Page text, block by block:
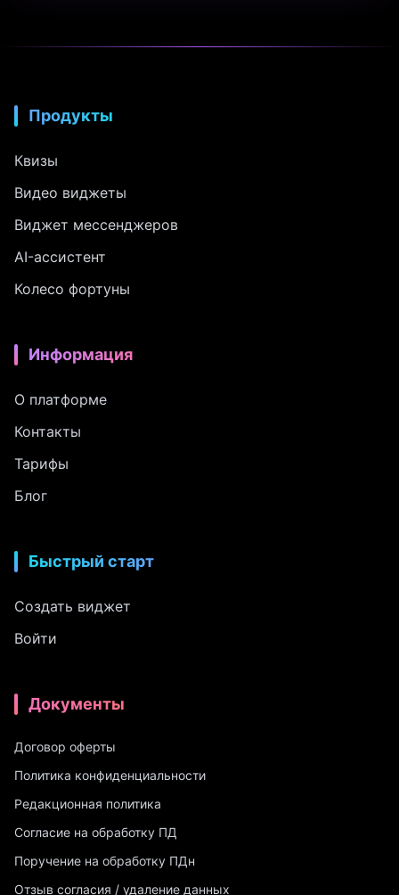
Продукты
Квизы
Видео виджеты
Виджет мессенджеров
AI-ассистент
Колесо фортуны
Информация
О платформе
Контакты
Тарифы
Блог
Быстрый старт
Создать виджет
Войти
Документы
Договор оферты
Политика конфиденциальности
Редакционная политика
Согласие на обработку ПД
Поручение на обработку ПДн
Отзыв согласия / удаление данных